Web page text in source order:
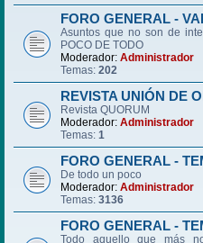
FORO GENERAL -
Asuntos que no son de
POCO DE TODO
Moderador: Administrador
Temas: 202
REVISTA UNIÓN DE
Revista QUORUM
Moderador: Administrador
Temas: 1
FORO GENERAL -
De todo un poco
Moderador: Administrador
Temas: 3136
FORO GENERAL -
Todo aquello que más